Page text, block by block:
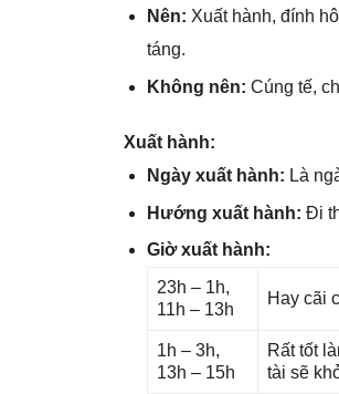
Nên: Xuất hành, đính
táng.
Khônɡ nên: Cúnɡ tế,
Xuất hành:
Ngày xuất hành: Là
Hướnɡ xuất hành: Đi
Giờ xuất hành:
23h – 1h,
11h – 13h
Hay cãi
1h – 3h,
13h – 15h
Rất tốt
tài ѕẽ